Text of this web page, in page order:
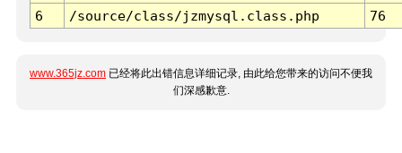
6
/source/class/jzmysql.class.php 76
www.365jz.com 已经将此出错信息详细记录, 由此给您带来的访问不便我
们深感歉意.